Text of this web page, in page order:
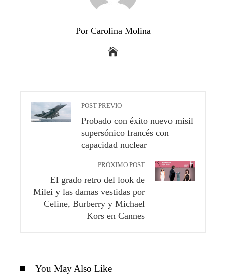
Por Carolina Molina
POST PREVIO
Probado con éxito nuevo misil
supersónico francés con
capacidad nuclear
PRÓXIMO POST
El grado retro del look de
Milei y las damas vestidas por
Celine, Burberry y Michael
Kors en Cannes
You May Also Like